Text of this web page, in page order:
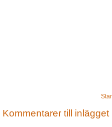
Kommentarer till inlägget